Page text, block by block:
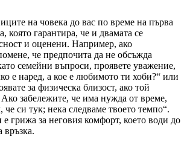
на човека до вас по време на първа
която гарантира, че и двамата се
и оценени. Например, ако
че предпочита да не обсъжда
семейни въпроси, проявете уважение,
е наред, а кое е любимото ти хоби?“ или
за физическа близост, ако той
забележите, че има нужда от време,
си тук; нека следваме твоето темпо“.
е грижа за неговия комфорт, което води до
връзка.